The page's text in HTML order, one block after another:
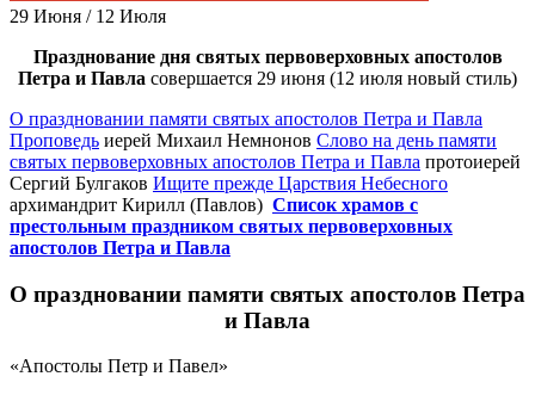
29 Июня / 12 Июля
Празднование дня святых первоверховных апостолов
Петра и Павла совершается 29 июня (12 июля новый стиль)
О праздновании памяти святых апостолов Петра и Павла
Проповедь иерей Михаил Немнонов Слово на день памяти
святых первоверховных апостолов Петра и Павла протоиерей
Сергий Булгаков Ищите прежде Царствия Небесного
архимандрит Кирилл (Павлов) Список храмов с
престольным праздником святых первоверховных
апостолов Петра и Павла
О праздновании памяти святых апостолов Петра
и Павла
«Апостолы Петр и Павел»